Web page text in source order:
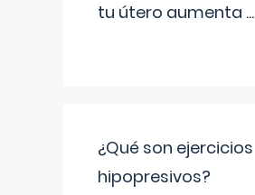
tu útero aumenta ...
¿Qué son ejercicios
hipopresivos?